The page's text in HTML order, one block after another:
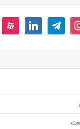
telegram
linkedin
aparat